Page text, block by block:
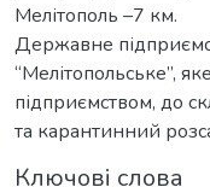
Мелітополь –7 км.
Державне
“Мелітопольське”,
підприємством, до
та карантинний
Ключові слова